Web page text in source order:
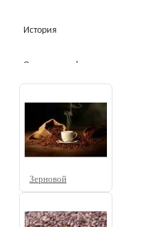
История
Открытие кофе относится
приблизительно к 850 г. н. э., но
полное признание его пришло
Зерновой